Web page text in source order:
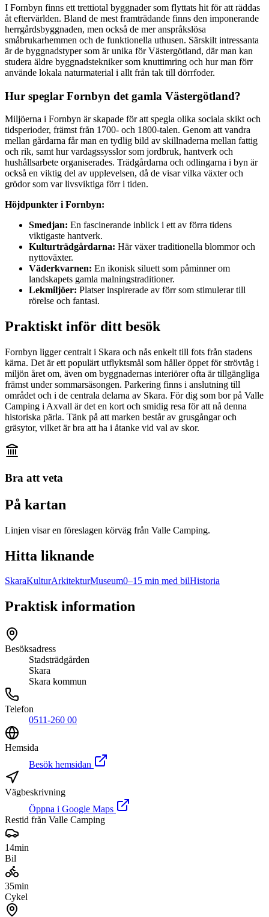
I Fornbyn finns ett trettiotal byggnader som flyttats hit för att räddas
åt eftervärlden. Bland de mest framträdande finns den imponerande
herrgårdsbyggnaden, men också de mer anspråkslösa
småbrukarhemmen och de funktionella uthusen. Särskilt intressanta
är de byggnadstyper som är unika för Västergötland, där man kan
studera äldre byggnadstekniker som knuttimring och hur man förr
använde lokala naturmaterial i allt från tak till dörrfoder.
Hur speglar Fornbyn det gamla Västergötland?
Miljöerna i Fornbyn är skapade för att spegla olika sociala skikt och
tidsperioder, främst från 1700- och 1800-talen. Genom att vandra
mellan gårdarna får man en tydlig bild av skillnaderna mellan fattig
och rik, samt hur vardagssysslor som jordbruk, hantverk och
hushållsarbete organiserades. Trädgårdarna och odlingarna i byn är
också en viktig del av upplevelsen, då de visar vilka växter och
grödor som var livsviktiga förr i tiden.
Höjdpunkter i Fornbyn:
Smedjan: En fascinerande inblick i ett av förra tidens
viktigaste hantverk.
Kulturträdgårdarna: Här växer traditionella blommor och
nyttoväxter.
Väderkvarnen: En ikonisk siluett som påminner om
landskapets gamla malningstraditioner.
Lekmiljöer: Platser inspirerade av förr som stimulerar till
rörelse och fantasi.
Praktiskt inför ditt besök
Fornbyn ligger centralt i Skara och nås enkelt till fots från stadens
kärna. Det är ett populärt utflyktsmål som håller öppet för strövtåg i
miljön året om, även om byggnadernas interiörer ofta är tillgängliga
främst under sommarsäsongen. Parkering finns i anslutning till
området och i de centrala delarna av Skara. För dig som bor på Valle
Camping i Axvall är det en kort och smidig resa för att nå denna
historiska pärla. Tänk på att marken består av grusgångar och
gräsytor, vilket är bra att ha i åtanke vid val av skor.
Bra att veta
På kartan
Linjen visar en föreslagen körväg från Valle Camping.
Hitta liknande
SkaraKulturArkitekturMuseum0–15 min med bilHistoria
Praktisk information
Besöksadress
Stadsträdgården
Skara
Skara kommun
Telefon
0511-260 00
Hemsida
Besök hemsidan
Vägbeskrivning
Öppna i Google Maps
Restid från Valle Camping
14min
Bil
35min
Cykel